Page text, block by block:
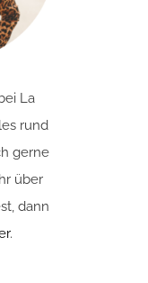
La
rund
gerne
über
dann
.